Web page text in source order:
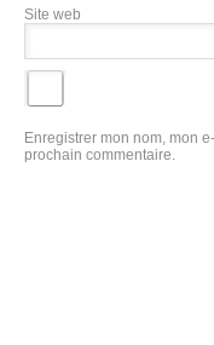
Site web
Enregistrer mon nom, mon
prochain commentaire.